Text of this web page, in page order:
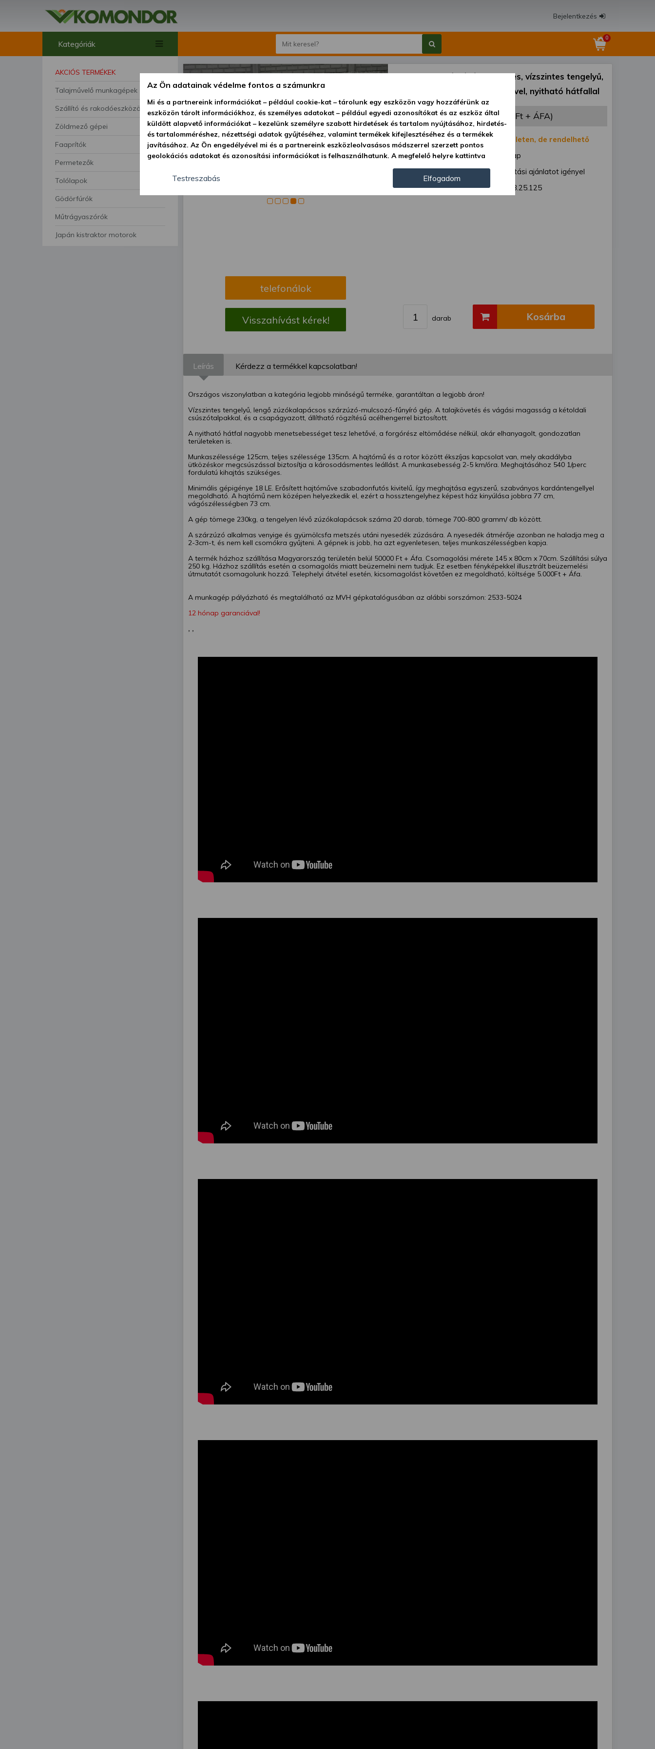
Bejelentkezés
Kategóriák
AKCIÓS TERMÉKEK
Talajművelő munkagépek
Szállító és rakodóeszközök
Zöldmező gépei
Faaprítók
Permetezők
Tolólapok
Gödörfúrók
Műtrágyaszórók
Japán kistraktor motorok
0
telefonálok
Visszahívást kérek!
EFGC 125D szárzúzó 125 cm-es, vízszintes tengelyű,
kalapácsos, erősített hajtóművel, nyitható hátfallal
Ár: 549 990 Ft (433 063 Ft + ÁFA)
Elérhetőség:
Nincs készleten, de rendelhető
Szállítás:
1-7 munkanap
Szállítási mód:
Egyedi szállítási ajánlatot igényel
Cikkszám:
EFGC125D 3.25.125
darab Kosárba
Leírás Kérdezz a termékkel kapcsolatban!
Országos viszonylatban a kategória legjobb minőségű terméke, garantáltan a legjobb áron!
Vízszintes tengelyű, lengő zúzókalapácsos szárzúzó-mulcsozó-fűnyíró gép. A talajkövetés és vágási magasság a kétoldali
csúszótalpakkal, és a csapágyazott, állítható rögzítésű acélhengerrel biztosított.
A nyitható hátfal nagyobb menetsebességet tesz lehetővé, a forgórész eltömődése nélkül, akár elhanyagolt, gondozatlan
területeken is.
Munkaszélessége 125cm, teljes szélessége 135cm. A hajtómű és a rotor között ékszíjas kapcsolat van, mely akadályba
ütközéskor megcsúszással biztosítja a károsodásmentes leállást. A munkasebesség 2-5 km/óra. Meghajtásához 540 1/perc
fordulatú kihajtás szükséges.
Minimális gépigénye 18 LE. Erősített hajtóműve szabadonfutós kivitelű, így meghajtása egyszerű, szabványos kardántengellyel
megoldható. A hajtómű nem középen helyezkedik el, ezért a hossztengelyhez képest ház kinyúlása jobbra 77 cm,
vágószélességben 73 cm.
A gép tömege 230kg, a tengelyen lévő zúzókalapácsok száma 20 darab, tömege 700-800 gramm/ db között.
A szárzúzó alkalmas venyige és gyümölcsfa metszés utáni nyesedék zúzására. A nyesedék átmérője azonban ne haladja meg a
2-3cm-t, és nem kell csomókra gyűjteni. A gépnek is jobb, ha azt egyenletesen, teljes munkaszélességben kapja.
A termék házhoz szállítása Magyarország területén belül 50000 Ft + Áfa. Csomagolási mérete 145 x 80cm x 70cm. Szállítási súlya
250 kg. Házhoz szállítás esetén a csomagolás miatt beüzemelni nem tudjuk. Ez esetben fényképekkel illusztrált beüzemelési
útmutatót csomagolunk hozzá. Telephelyi átvétel esetén, kicsomagolást követően ez megoldható, költsége 5.000Ft + Áfa.
A munkagép pályázható és megtalálható az MVH gépkatalógusában az alábbi sorszámon: 2533-5024
12 hónap garanciával!
, ,
Az Ön adatainak védelme fontos a számunkra
Mi és a partnereink információkat – például cookie-kat – tárolunk egy eszközön vagy hozzáférünk az
eszközön tárolt információkhoz, és személyes adatokat – például egyedi azonosítókat és az eszköz által
küldött alapvető információkat – kezelünk személyre szabott hirdetések és tartalom nyújtásához, hirdetés-
és tartalomméréshez, nézettségi adatok gyűjtéséhez, valamint termékek kifejlesztéséhez és a termékek
javításához. Az Ön engedélyével mi és a partnereink eszközleolvasásos módszerrel szerzett pontos
geolokációs adatokat és azonosítási információkat is felhasználhatunk. A megfelelő helyre kattintva
hozzájárulhat ahhoz, hogy mi és a partnereink a fent leírtak szerint adatkezelést végezzünk. Másik
lehetőségként a hozzájárulás megadása vagy elutasítása előtt részletesebb információkhoz juthat, és
megváltoztathatja beállításait. Felhívjuk figyelmét, hogy személyes adatainak bizonyos kezeléséhez nem
feltétlenül szükséges az Ön hozzájárulása, de jogában áll tiltakozni az ilyen jellegű adatkezelés ellen. A
Testreszabás Elfogadom